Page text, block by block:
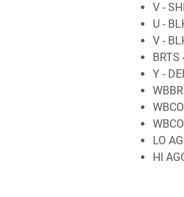
V -
U -
V -
BRTS
Y -
LO
HI